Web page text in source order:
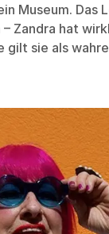
Museum. Das
Zandra hat
gilt sie als